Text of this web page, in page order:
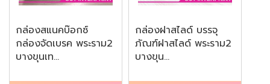
กล่องสแนคบ๊อกซ์
กล่องจัดเบรค พระราม2
บางขุนเท...
กล่องฝาสไลด์ บรรจุ
ภัณฑ์ฝาสไลด์ พระราม2
บางขุน...